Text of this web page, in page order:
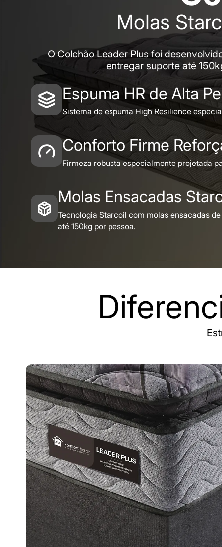
Molas
O Colchão Leader Plus foi
entregar suporte até
Espuma HR de Alta
Sistema de espuma High Resilience
Conforto Firme
Firmeza robusta especialmente projetada
Molas Ensacadas
Tecnologia Starcoil com molas ensacadas
até 150kg por pessoa.